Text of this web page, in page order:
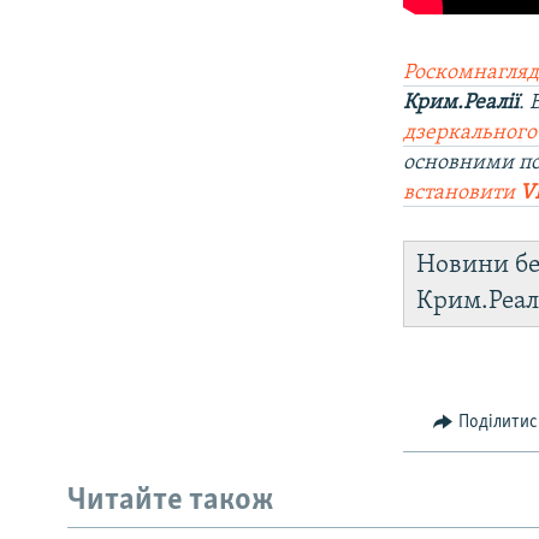
Крим.Реалії.
основними
встановити
Новини
Читайте також